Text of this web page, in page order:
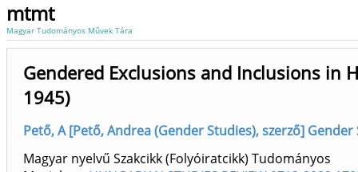
mtmt
Magyar Tudományos Művek Tára
Gendered Exclusions and Inclusions in
1945)
Pető, A [Pető, Andrea (Gender Studies), szerző]
Magyar nyelvű Szakcikk (Folyóiratcikk) Tudományos